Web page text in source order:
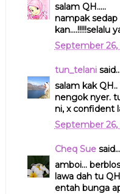
salam QH.....
nampak
kan....!!!!!selalu
September 26,
tun_telani
salam kak
nengok nyer.
ni, x confident
September 26,
Cheq Suesaid...
amboi...
lawa dah tu
entah bunga